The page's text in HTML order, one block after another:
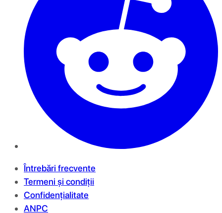
Întrebări frecvente
Termeni și condiții
Confidențialitate
ANPC